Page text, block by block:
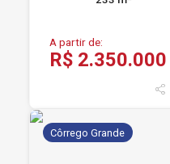
A partir de:
R$ 2.350.000
Côrrego Grande